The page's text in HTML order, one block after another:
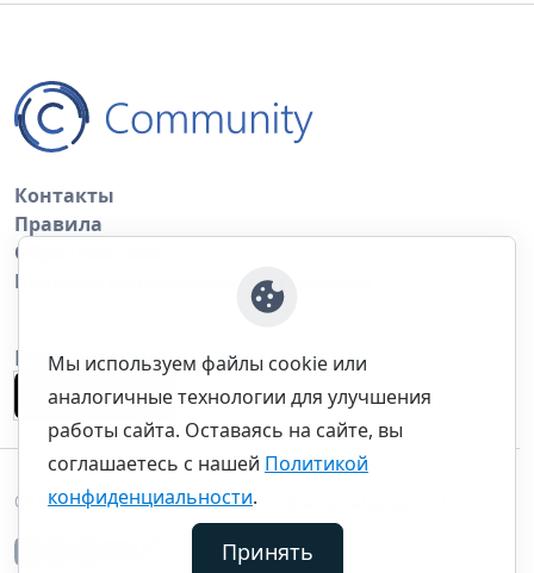
Контакты
Правила
Обратная связь
Правила копирования материалов
Приложение
©thecommunity.ru 2026. Все права защищены.
Мы используем файлы cookie или
аналогичные технологии для улучшения
работы сайта. Оставаясь на сайте, вы
соглашаетесь с нашей Политикой
конфиденциальности.
Принять